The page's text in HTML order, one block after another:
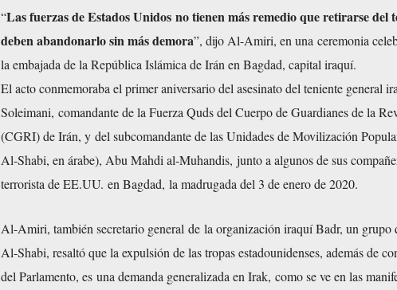
“Las fuerzas de Estados Unidos no tienen más remedio que retirarse
deben abandonarlo sin más demora”, dijo Al-Amiri, en una ceremonia
la embajada de la República Islámica de Irán en Bagdad, capital iraquí.
El acto conmemoraba el primer aniversario del asesinato del teniente general
Soleimani, comandante de la Fuerza Quds del Cuerpo de Guardianes de la
(CGRI) de Irán, y del subcomandante de las Unidades de Movilización
Al-Shabi, en árabe), Abu Mahdi al-Muhandis, junto a algunos de sus
terrorista de EE.UU. en Bagdad, la madrugada del 3 de enero de 2020.
Al-Amiri, también secretario general de la organización iraquí Badr, un grupo
Al-Shabi, resaltó que la expulsión de las tropas estadounidenses, además de
del Parlamento, es una demanda generalizada en Irak, como se ve en las